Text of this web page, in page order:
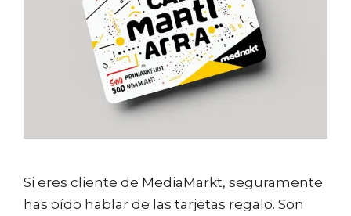
Si eres cliente de MediaMarkt, seguramente
has oído hablar de las tarjetas regalo. Son